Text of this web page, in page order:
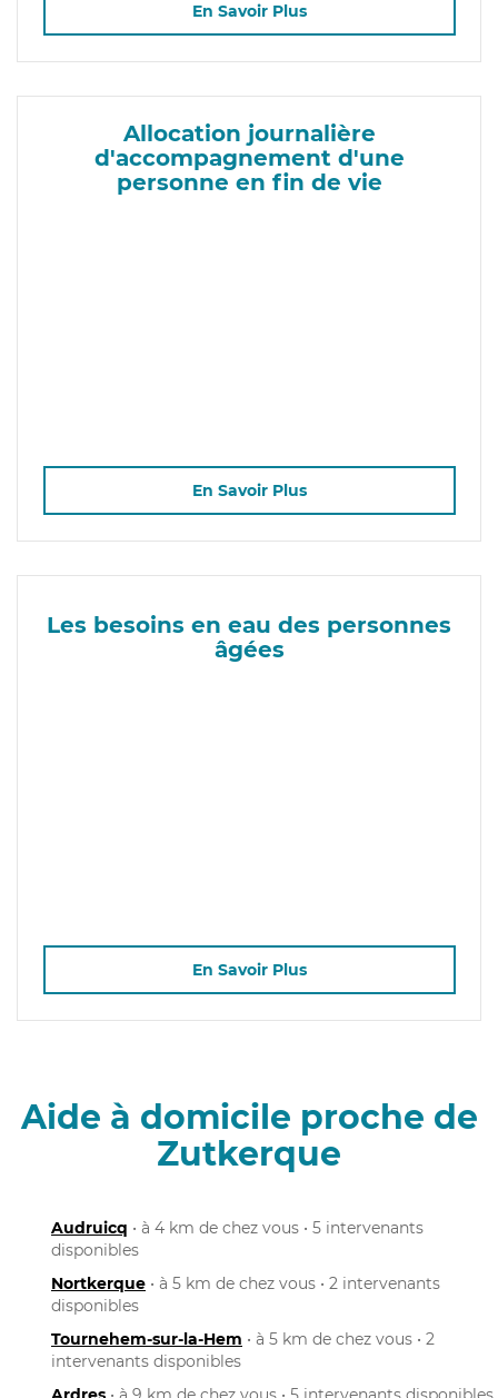
En Savoir Plus
Allocation journalière
d'accompagnement d'une
personne en fin de vie
En Savoir Plus
Les besoins en eau des personnes
âgées
En Savoir Plus
Aide à domicile proche de
Zutkerque
Audruicq • à 4 km de chez vous • 5 intervenants
disponibles
Nortkerque • à 5 km de chez vous • 2 intervenants
disponibles
Tournehem-sur-la-Hem • à 5 km de chez vous • 2
intervenants disponibles